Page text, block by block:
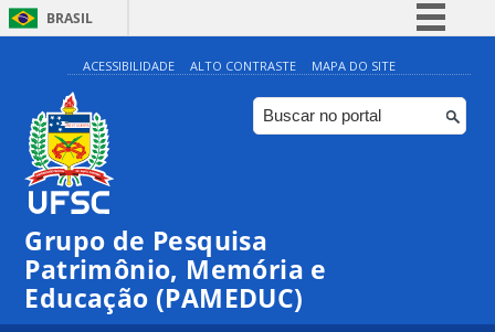
BRASIL
Simplifique!
Comunica BR
Participe
ACESSIBILIDADE ALTO CONTRASTE MAPA DO SITE
Grupo de Pesquisa
Patrimônio, Memória e
Educação (PAMEDUC)